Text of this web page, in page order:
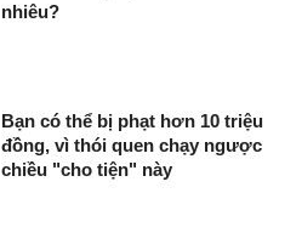
nhiêu?
Bạn có thể bị phạt hơn 10 triệu
đồng, vì thói quen chạy ngược
chiều "cho tiện" này